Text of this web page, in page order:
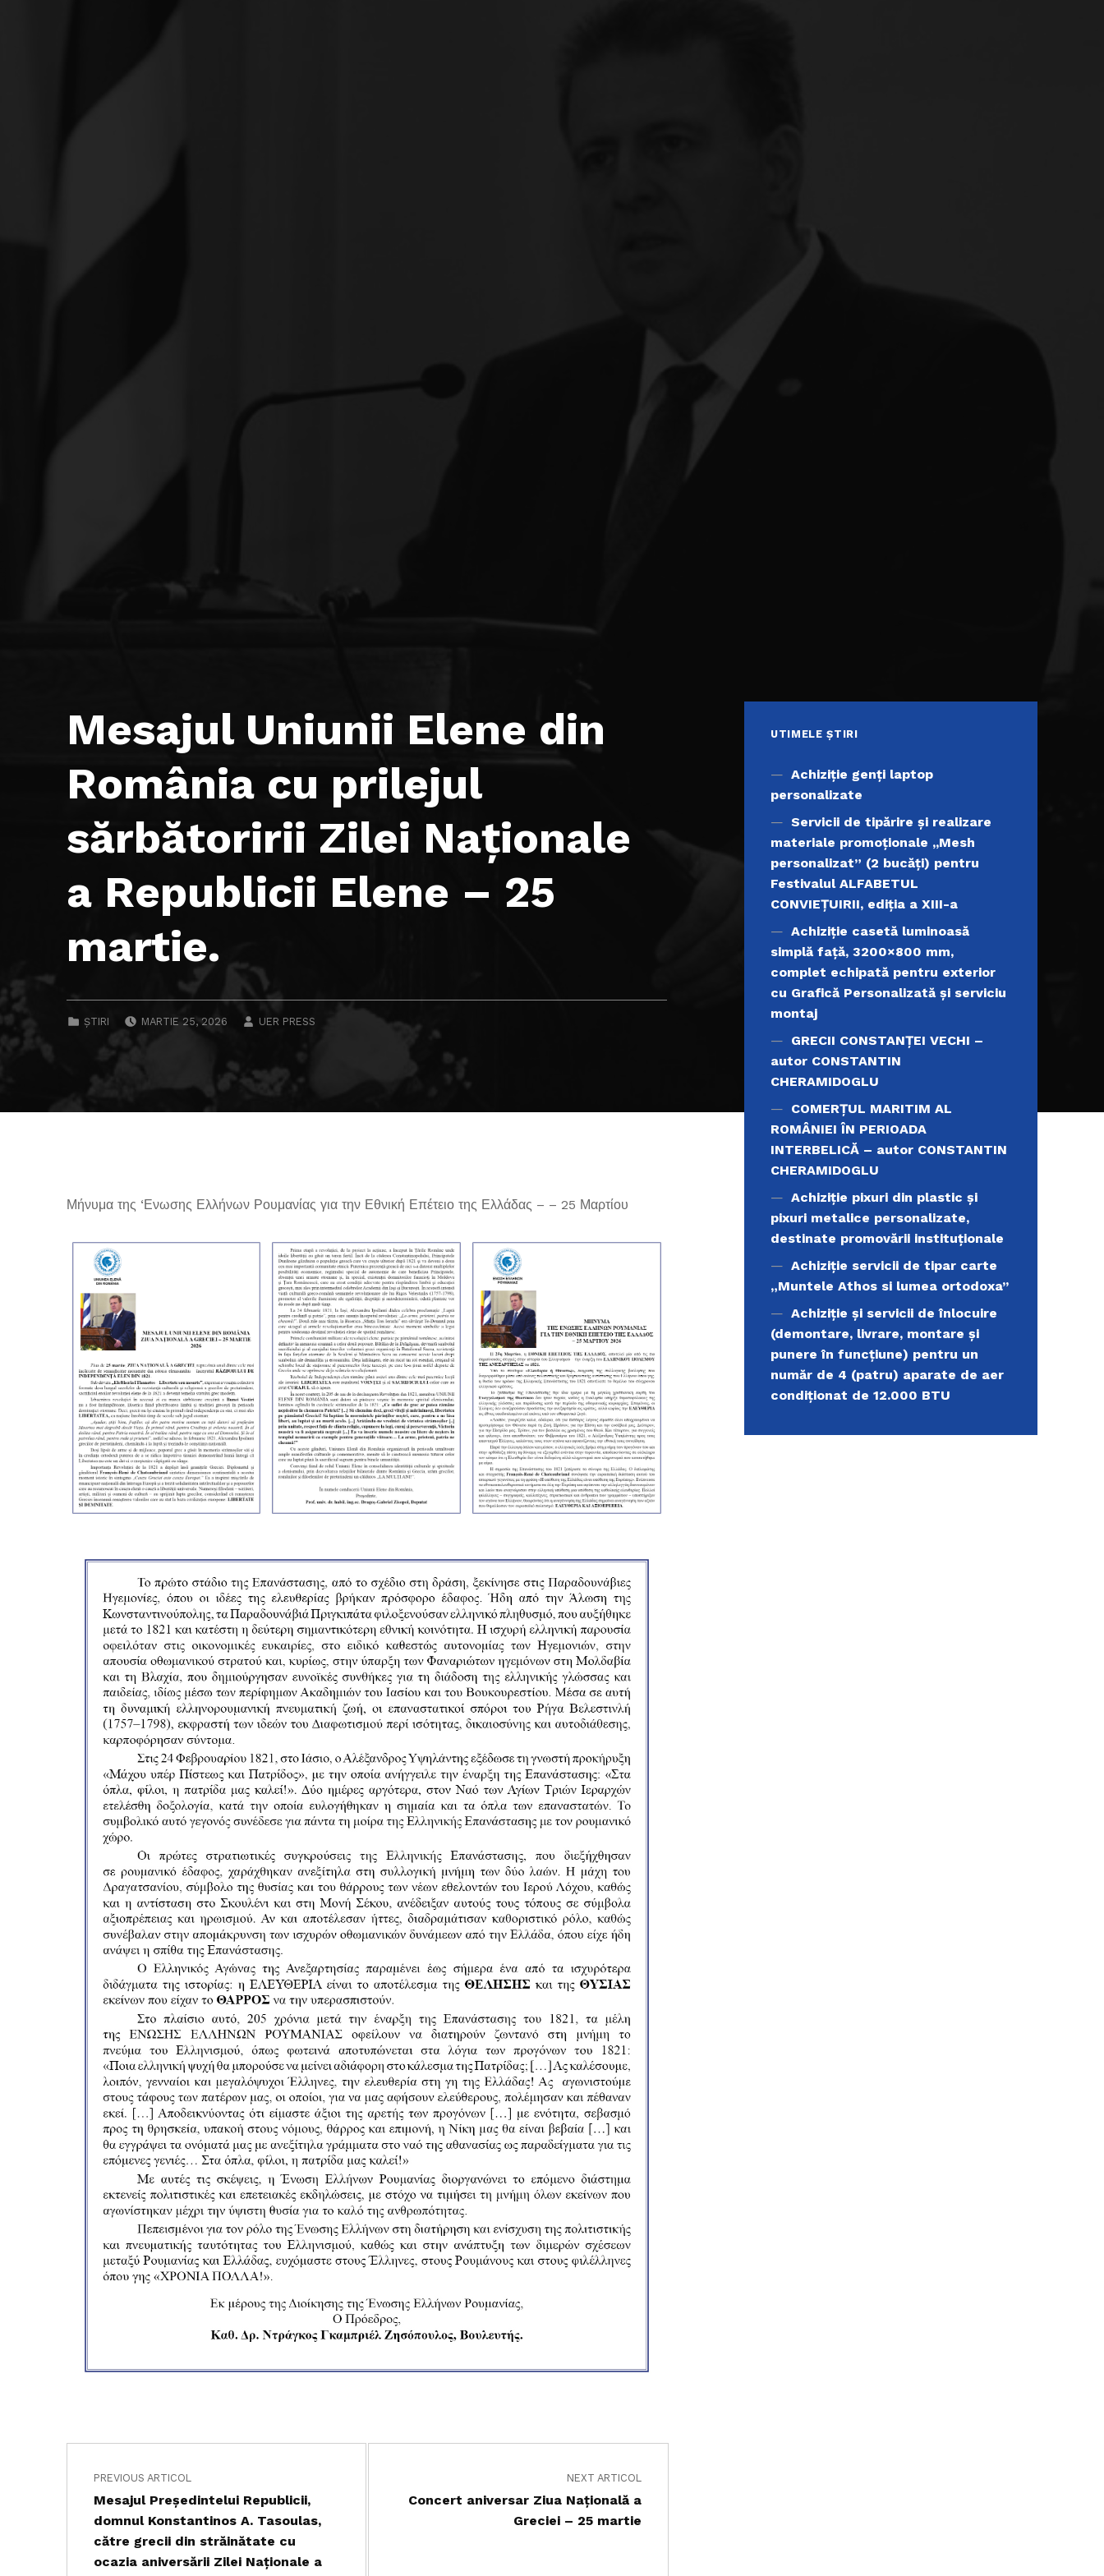
Mesajul Uniunii Elene din
România cu prilejul
sărbătoririi Zilei Naționale
a Republicii Elene – 25
martie.
CATEGORIZED IN:
ȘTIRI MARTIE 25, 2026 UER PRESS
Μήνυμα της ‘Ενωσης Ελλήνων Ρουμανίας για την Εθνική Επέτειο της Ελλάδας – – 25 Μαρτίου
Skip back to main navigation
Navigare în articole
PREVIOUS ARTICOL
Mesajul Președintelui Republicii,
domnul Konstantinos A. Tasoulas,
către grecii din străinătate cu
ocazia aniversării Zilei Naționale a
NEXT ARTICOL
Concert aniversar Ziua Națională a
Greciei – 25 martie
UTIMELE ȘTIRI
Achiziţie genți laptop
personalizate
Servicii de tipărire şi realizare
materiale promoţionale ,,Mesh
personalizat” (2 bucăți) pentru
Festivalul ALFABETUL
CONVIEŢUIRII, ediţia a XIII-a
Achiziție casetă luminoasă
simplă față, 3200×800 mm,
complet echipată pentru exterior
cu Grafică Personalizată și serviciu
montaj
GRECII CONSTANȚEI VECHI –
autor CONSTANTIN
CHERAMIDOGLU
COMERŢUL MARITIM AL
ROMÂNIEI ÎN PERIOADA
INTERBELICĂ – autor CONSTANTIN
CHERAMIDOGLU
Achiziţie pixuri din plastic și
pixuri metalice personalizate,
destinate promovării instituționale
Achiziție servicii de tipar carte
„Muntele Athos si lumea ortodoxa’’
Achiziție și servicii de înlocuire
(demontare, livrare, montare și
punere în funcțiune) pentru un
număr de 4 (patru) aparate de aer
condiționat de 12.000 BTU